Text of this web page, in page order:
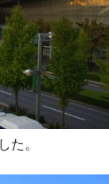
た。